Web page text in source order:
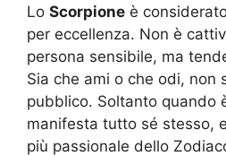
Lo Scorpione è
per eccellenza. Non è
persona sensibile, ma
Sia che ami o che odi, non
pubblico. Soltanto quando
manifesta tutto sé stesso,
più passionale dello